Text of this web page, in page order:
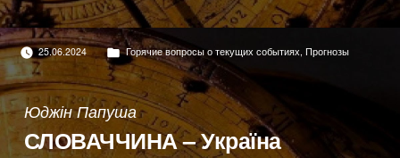
25.06.2024
Опубліковано
в
Горячие вопросы о текущих событиях, Прогнозы
Юджін Папуша
СЛОВАЧЧИНА – Україна